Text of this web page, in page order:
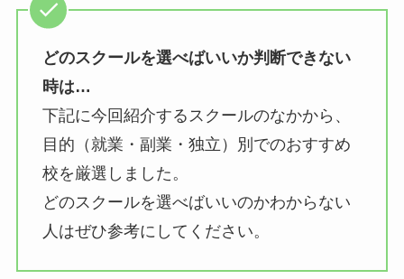
どのスクールを選べばいいか判断できない
時は…
下記に今回紹介するスクールのなかから、
目的（就業・副業・独立）別でのおすすめ
校を厳選しました。
どのスクールを選べばいいのかわからない
人はぜひ参考にしてください。